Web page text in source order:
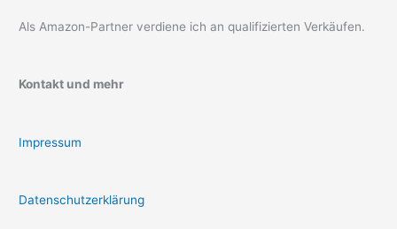
Als Amazon-Partner verdiene ich an qualifizierten Verkäufen.
Kontakt und mehr
Impressum
Datenschutzerklärung